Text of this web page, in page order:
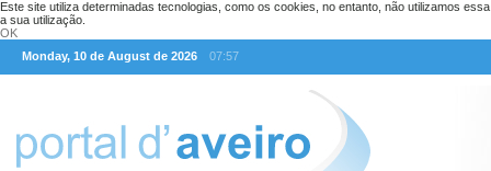
Este site utiliza determinadas tecnologias, como os cookies, no entanto, não utilizamos
a sua utilização.
OK
Monday, 10 de August de 2026
07:57